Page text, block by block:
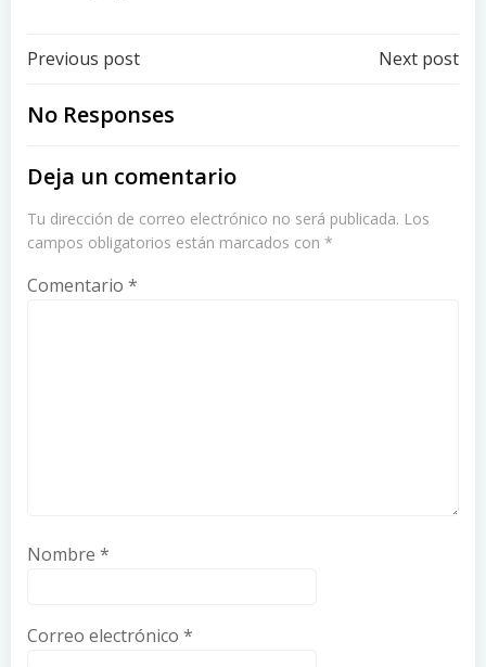
Post
navigation
Previous post Next post
No Responses
Deja un comentario
Tu dirección de correo electrónico no será publicada. Los
campos obligatorios están marcados con *
Comentario *
Nombre *
Correo electrónico *